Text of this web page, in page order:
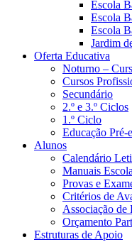
Escola
Escola
Escola
Jardim
Oferta Educativa
Noturno –
Cursos
Secundário
2.º e 3.º Ciclos
1.º Ciclo
Educação Pré-
Alunos
Calendário
Manuais
Provas e
Critérios de
Associação de
Orçamento
Estruturas de Apoio